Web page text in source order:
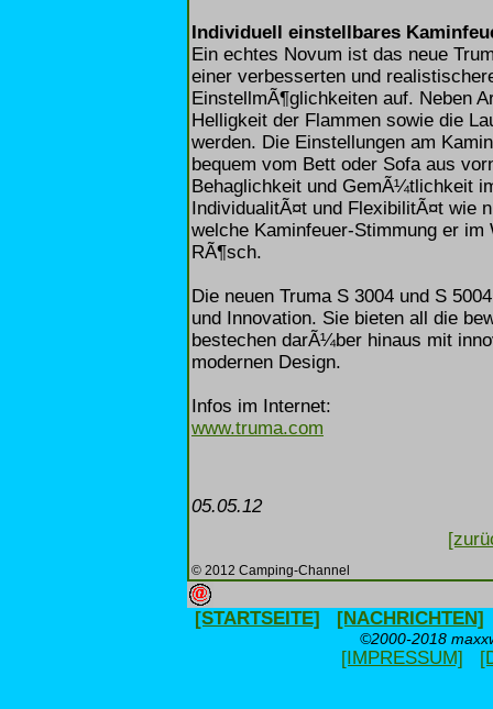
Individuell einstellbares
Ein echtes Novum ist das neue
einer verbesserten und
EinstellmÃ¶glichkeiten auf. Neben
Helligkeit der Flammen sowie die
werden. Die Einstellungen am
bequem vom Bett oder Sofa aus
Behaglichkeit und GemÃ¼tlichkeit
IndividualitÃ¤t und FlexibilitÃ¤t wie
welche Kaminfeuer-Stimmung er
RÃ¶sch.
Die neuen Truma S 3004 und S
und Innovation. Sie bieten all die
bestechen darÃ¼ber hinaus mit
modernen Design.
Infos im Internet:
www.truma.com
05.05.12
© 2012 Camping-Channel
[STARTSEITE] [NACHRICHTEN]
©2000-2018
[IMPRESSUM]